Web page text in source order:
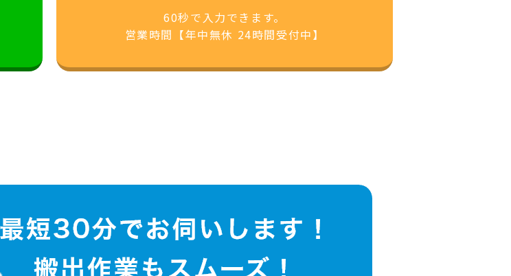
60秒で入力できます。
営業時間【年中無休 24時間受付中】